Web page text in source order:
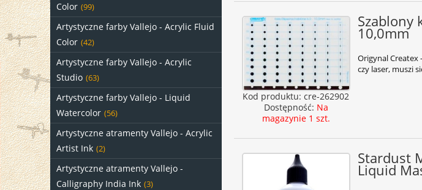
Color (99)
Artystyczne farby Vallejo - Acrylic Fluid
Color (42)
Artystyczne farby Vallejo - Acrylic
Studio (63)
Artystyczne farby Vallejo - Liquid
Watercolor (56)
Artystyczne atramenty Vallejo - Acrylic
Artist Ink (2)
Artystyczne atramenty Vallejo -
Calligraphy India Ink (3)
Kod produktu: cre-262902
Dostępność: Na
magazynie 1 szt.
Szablony
10,0mm
Origynal Createx
czy laser, muszi
Stardust
Liquid